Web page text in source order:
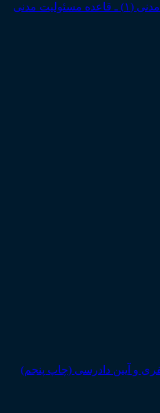
تحلیل اقتصادی حقوق مسئولیت مدنی (۱) ـ قاعده مسئولیت مدنی